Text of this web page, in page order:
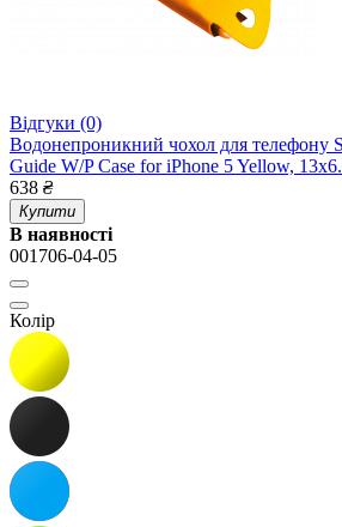
Відгуки (0)
Водонепроникний чохол для телефону
Guide W/P Case for iPhone 5 Yellow,
638 ₴
Купити
В наявності
001706-04-05
Колір